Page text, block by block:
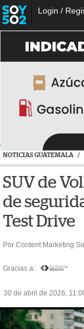
Login /
NOTICIAS GUATEMALA /
SUV de
de
Test Drive
Por Content Marketing
Gracias a:
30 de abril de 2026,